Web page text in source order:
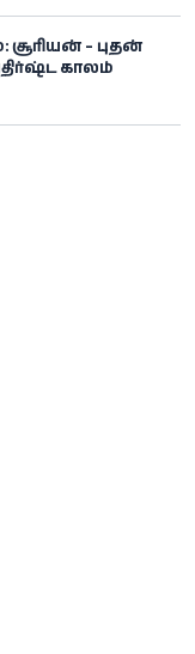
சூரியன் – புதன்
காலம்